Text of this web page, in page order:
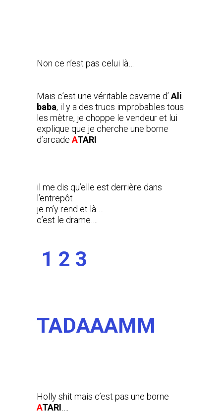
Non ce n’est pas celui là…
Mais c’est une véritable caverne d’ Ali
baba, il y a des trucs improbables tous
les mètre, je choppe le vendeur et lui
explique que je cherche une borne
d’arcade ATARI
il me dis qu’elle est derrière dans
l’entrepôt
je m’y rend et là …
c’est le drame….
1 2 3
TADAAAMM
Holly shit mais c’est pas une borne
ATARI